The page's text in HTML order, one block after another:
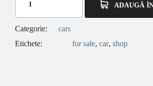
ADAUGĂ
Categorie:
cars
Etichete:
for sale, car, shop